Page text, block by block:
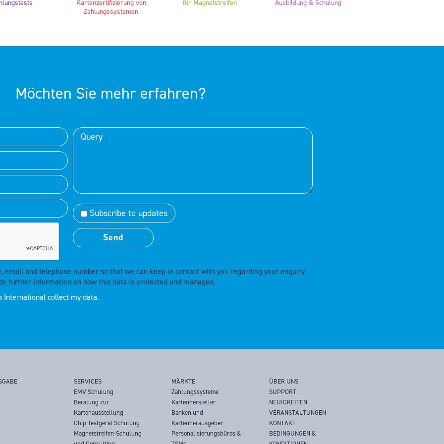
Kartenzertifizierung von
Zahlungssystemen
für Magnetstreifen Ausbildung & Schulung
Möchten Sie mehr erfahren?
Subscribe to updates
email and telephone number so that we can keep in contact with you regarding your enquiry.
further information on how this data is protected and managed.
International collect my data.
SERVICES
EMV Schulung
Beratung zur
Kartenausstellung
Chip Testgerät Schulung
Magnetstreifen-Schulung
MÄRKTE
Zahlungssysteme
Kartenhersteller
Banken und
Kartenherausgeber
Personalisierungsbüros &
ÜBER UNS
SUPPORT
NEUIGKEITEN
VERANSTALTUNGEN
KONTAKT
BEDINGUNGEN &